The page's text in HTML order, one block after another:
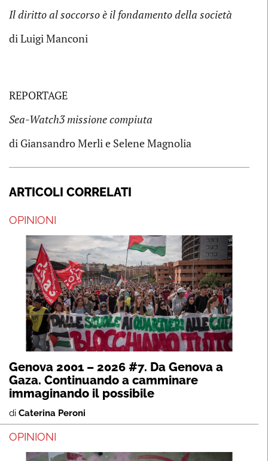
Il diritto al soccorso è il fondamento della società
di Luigi Manconi
REPORTAGE
Sea-Watch3 missione compiuta
di Giansandro Merli e Selene Magnolia
ARTICOLI CORRELATI
OPINIONI
Genova 2001 – 2026 #7. Da Genova a
Gaza. Continuando a camminare
immaginando il possibile
di Caterina Peroni
OPINIONI